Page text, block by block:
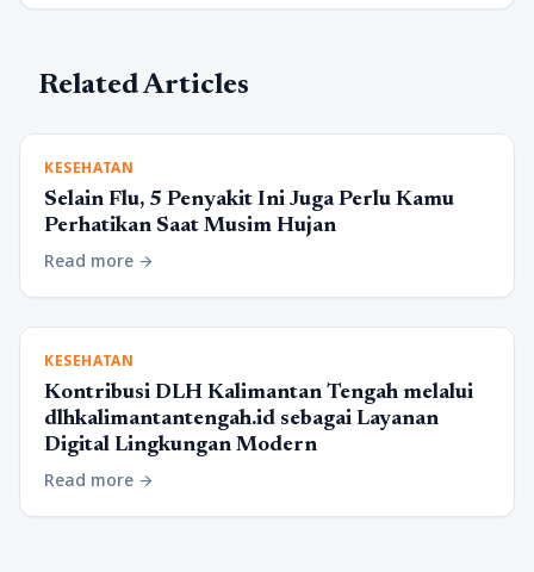
Related Articles
KESEHATAN
Selain Flu, 5 Penyakit Ini Juga Perlu Kamu
Perhatikan Saat Musim Hujan
Read more arrow_forward
KESEHATAN
Kontribusi DLH Kalimantan Tengah melalui
dlhkalimantantengah.id sebagai Layanan
Digital Lingkungan Modern
Read more arrow_forward